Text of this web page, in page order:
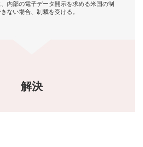
内部の電子データ開示を求める米国の制
ない場合、制裁を受ける。
解決